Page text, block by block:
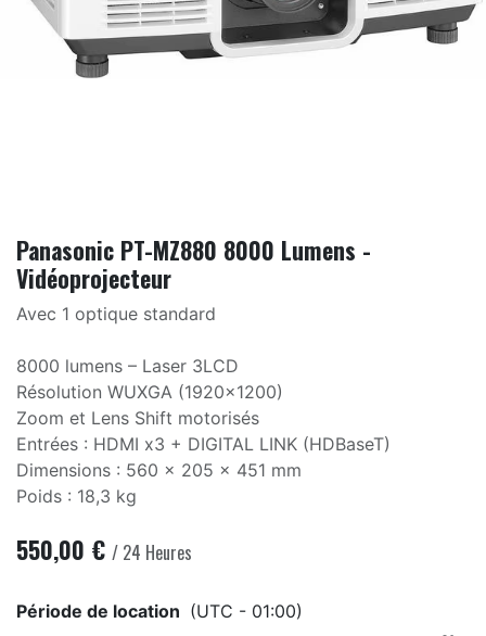
Panasonic PT-MZ880 8000 Lumens -
Vidéoprojecteur
Avec 1 optique standard
8000 lumens – Laser 3LCD
Résolution WUXGA (1920×1200)
Zoom et Lens Shift motorisés
Entrées : HDMI x3 + DIGITAL LINK (HDBaseT)
Dimensions : 560 × 205 × 451 mm
Poids : 18,3 kg
550,00 € / 24 Heures
Période de location (UTC - 01:00)